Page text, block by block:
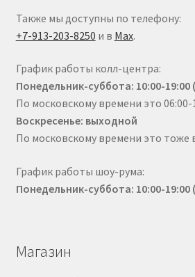
Также мы доступны по телефону:
+7-913-203-8250 и в Max.
График работы колл-центра:
Понедельник-суббота: 10:00-19:00
По московскому времени это 06:00-
Воскресенье: выходной
По московскому времени это тоже
График работы шоу-рума:
Понедельник-суббота: 10:00-19:00
Магазин